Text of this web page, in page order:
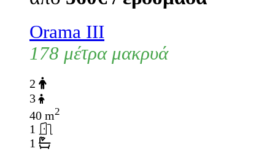
Orama III
178 μέτρα μακρυά
2
3
40 m2
1
1